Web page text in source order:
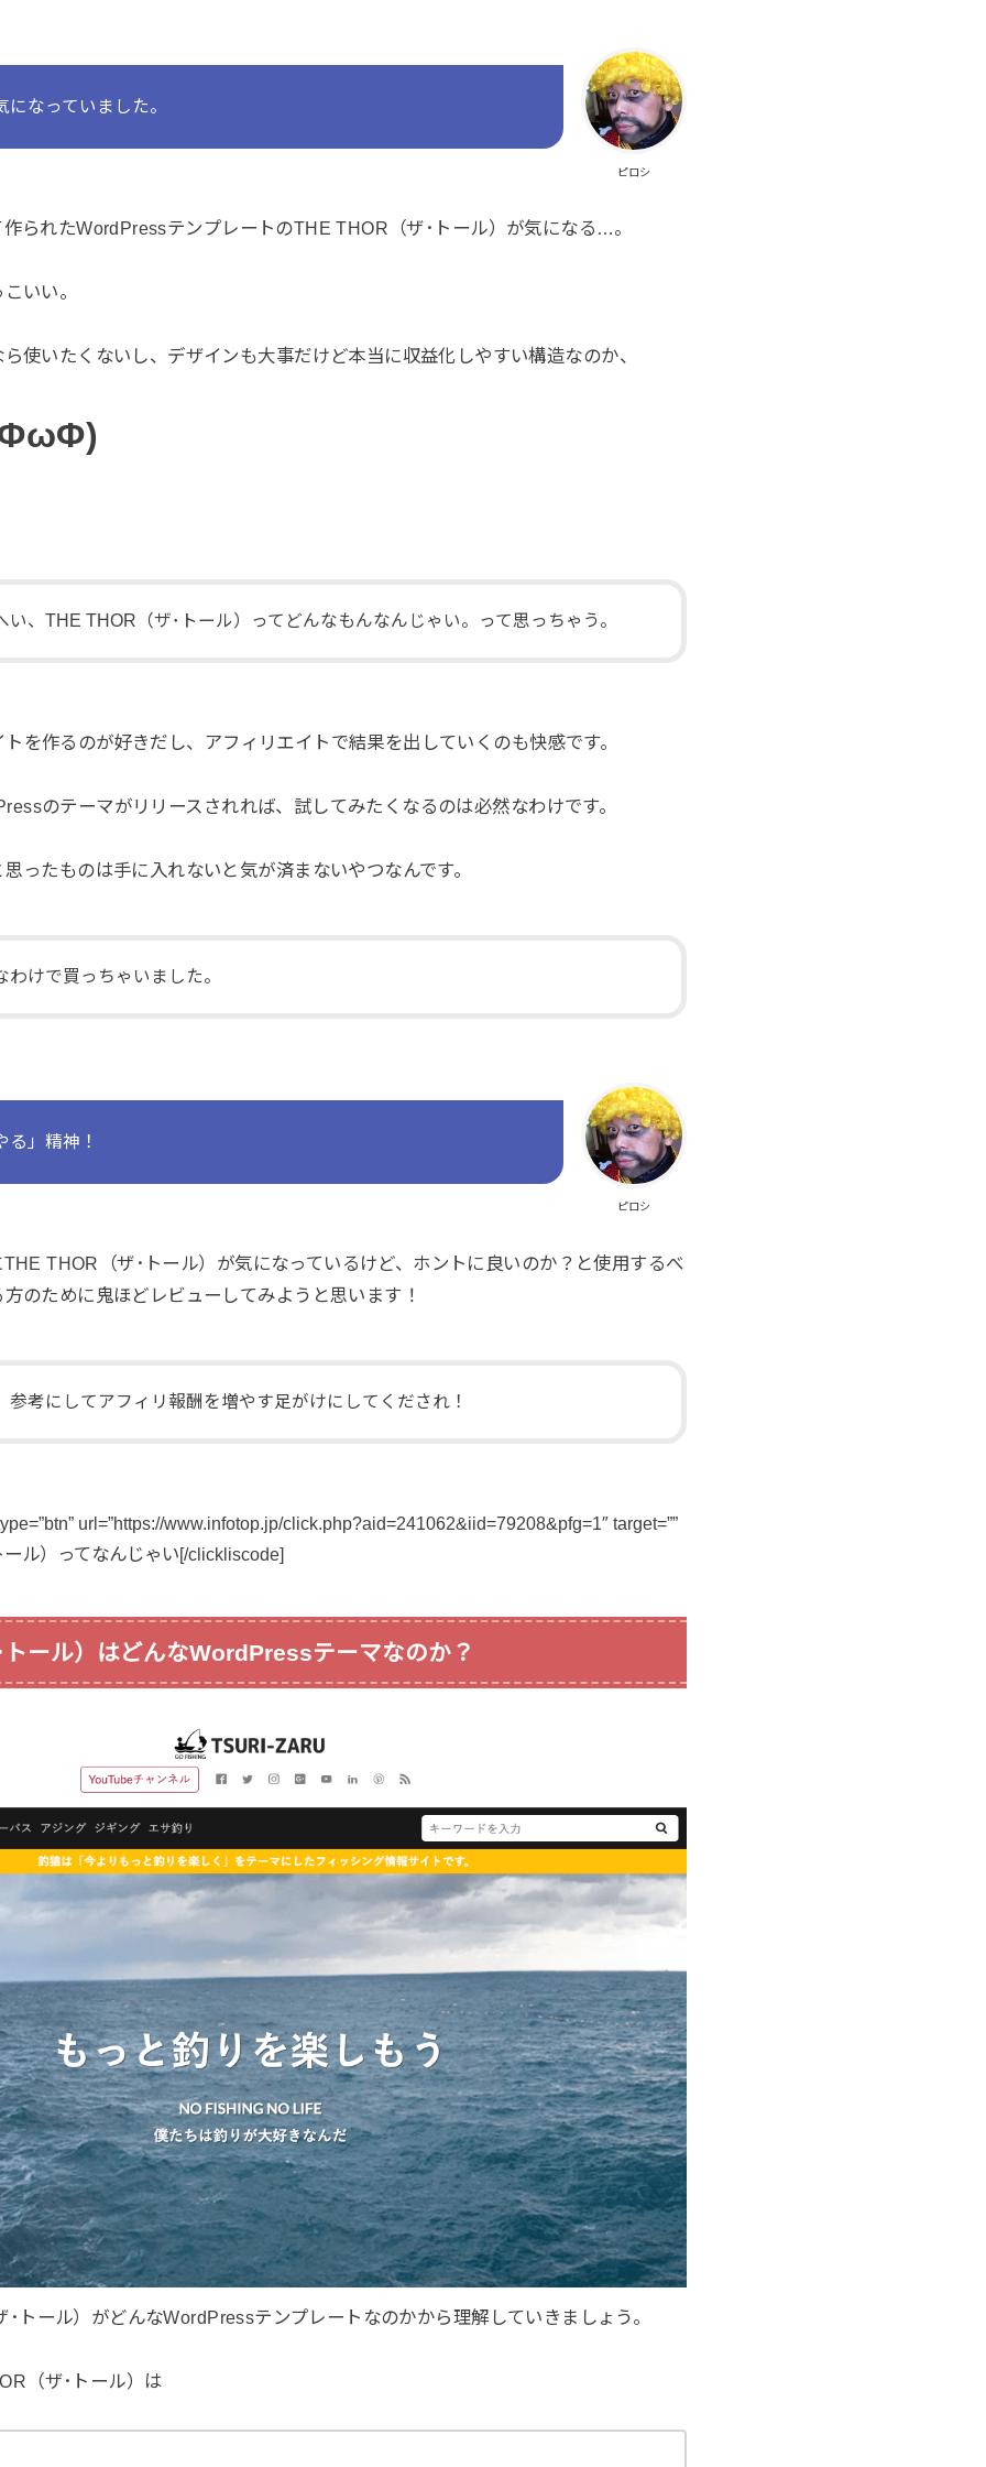
ピロシ
なっていました。
られたWordPressテンプレートのTHE THOR（ザ･トール） が気になる…。
いい。
使いたくないし、デザインも大事だけど本当に収益化しやすい構造なのか、
い、THE THOR（ザ･トール）ってどんなもんなんじゃい。って思っちゃう。
を作るのが好きだし、アフィリエイトで結果を出していくのも快感です。
のテーマがリリースされれば、試してみたくなるのは必然なわけです。
ったものは手に入れないと気が済まないやつなんです。
わけで買っちゃいました。
ピロシ
」精神！
THE THOR（ザ･トール）が気になっているけど、ホントに良いのか？と使用するべ
のために鬼ほどレビューしてみようと思います！
参考にしてアフィリ報酬を増やす足がけにしてくだされ！
url=”https://www.infotop.jp/click.php?aid=241062&iid=79208&pfg=1″ target=””
ール）ってなんじゃい[/clickliscode]
ール）はどんなWordPressテーマなのか？
トール）がどんなWordPressテンプレートなのかから理解していきましょう。
（ザ･トール）は